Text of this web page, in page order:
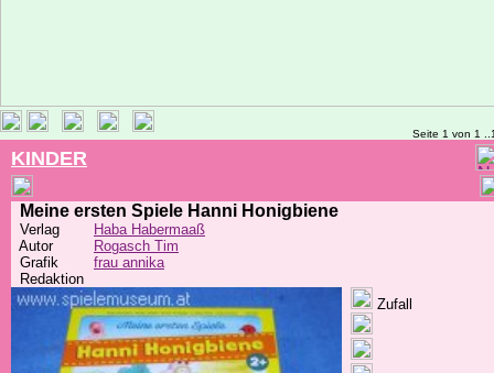
Seite 1 von 1
KINDER
Meine ersten Spiele Hanni Honigbiene
Verlag
Haba Habermaaß
Autor
Rogasch Tim
Grafik
frau annika
Redaktion
Zufall